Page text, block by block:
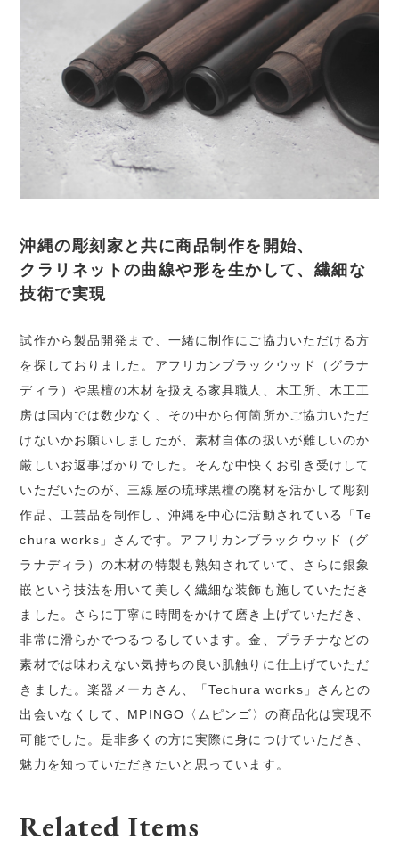
沖縄の彫刻家と共に商品制作を開始、
クラリネットの曲線や形を生かして、繊細な
技術で実現
試作から製品開発まで、一緒に制作にご協力いただける方
を探しておりました。アフリカンブラックウッド（グラナ
ディラ）や黒檀の木材を扱える家具職人、木工所、木工工
房は国内では数少なく、その中から何箇所かご協力いただ
けないかお願いしましたが、素材自体の扱いが難しいのか
厳しいお返事ばかりでした。そんな中快くお引き受けして
いただいたのが、三線屋の琉球黒檀の廃材を活かして彫刻
作品、工芸品を制作し、沖縄を中心に活動されている「Te
chura works」さんです。アフリカンブラックウッド（グ
ラナディラ）の木材の特製も熟知されていて、さらに銀象
嵌という技法を用いて美しく繊細な装飾も施していただき
ました。さらに丁寧に時間をかけて磨き上げていただき、
非常に滑らかでつるつるしています。金、プラチナなどの
素材では味わえない気持ちの良い肌触りに仕上げていただ
きました。楽器メーカさん、「Techura works」さんとの
出会いなくして、MPINGO〈ムピンゴ〉の商品化は実現不
可能でした。是非多くの方に実際に身につけていただき、
魅力を知っていただきたいと思っています。
Related Items